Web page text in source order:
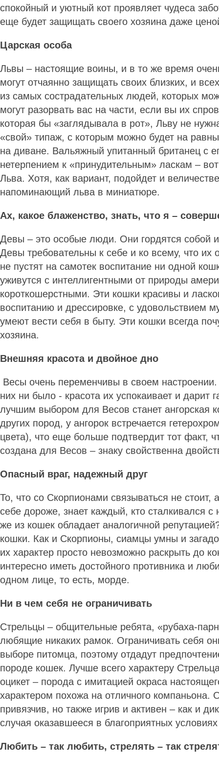
спокойный и уютный кот проявляет чудеса
еще будет защищать своего хозяина даже
Царская особа
Львы – настоящие воины, и в то же время
могут отчаянно защищать своих близких, и
из самых сострадательных людей, которых
могут разорвать вас на части, если вы их
которая бы «заглядывала в рот», Льву не
«свой» типаж, с которым можно будет на
на диване. Вальяжный упитанный британец с
нетерпением к «принудительным» ласкам –
Льва. Хотя, как вариант, подойдет и
напоминающий льва в миниатюре.
Ах, какое блаженство, знать, что я –
Девы – это особые люди. Они гордятся собой
Девы требовательны к себе и ко всему, что их
не пустят на самотек воспитание ни одной
уживутся с интеллигентными от природы
короткошерстными. Эти кошки красивы и
воспитанию и дрессировке, с удовольствием
умеют вести себя в быту. Эти кошки всегда
хозяина.
Внешняя красота и двойное дно
Весы очень переменчивы в своем
них ни было - красота их успокаивает и дарит
лучшим выбором для Весов станет ангорская
других пород, у ангорок встречается
цвета), что еще больше подтвердит тот факт,
создана для Весов – знаку свойственна
Опасный враг, надежный друг
То, что со Скорпионами связываться не стоит,
себе дороже, знает каждый, кто сталкивался
же из кошек обладает аналогичной
кошки. Как и Скорпионы, сиамцы умны и
их характер просто невозможно раскрыть до
интересно иметь достойного противника и
одном лице, то есть, морде.
Ни в чем себя не ограничивать
Стрельцы – общительные ребята, «рубаха-
любящие никаких рамок. Ограничивать себя
выборе питомца, поэтому отдадут
породе кошек. Лучше всего характеру
оцикет – порода с имитацией окраса
характером похожа на отличного компаньона.
привязчив, но также игрив и активен – как и
случая оказавшееся в благоприятных
Любить – так любить, стрелять – так